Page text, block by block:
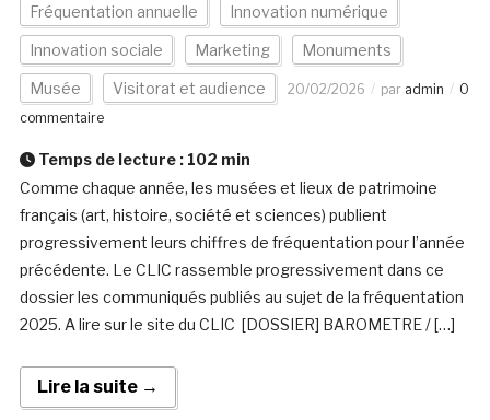
Fréquentation annuelle Innovation numérique
Innovation sociale Marketing Monuments
Musée Visitorat et audience 20/02/2026 par admin
0
commentaire
Temps de lecture : 102 min
Comme chaque année, les musées et lieux de patrimoine
français (art, histoire, société et sciences) publient
progressivement leurs chiffres de fréquentation pour l’année
précédente. Le CLIC rassemble progressivement dans ce
dossier les communiqués publiés au sujet de la fréquentation
2025. A lire sur le site du CLIC [DOSSIER] BAROMETRE / […]
Lire la suite →